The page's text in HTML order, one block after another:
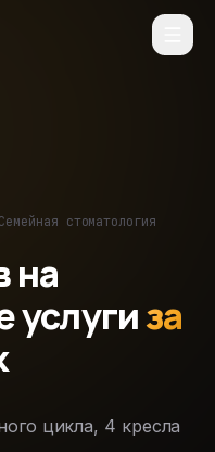
Семейная стоматология
на
услугиза
цикла, 4 кресла